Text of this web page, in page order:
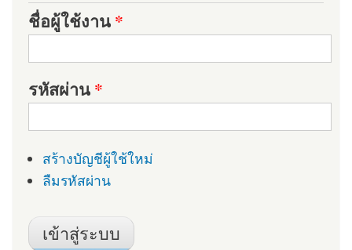
ชื่อผู้ใช้งาน*
รหัสผ่าน*
สร้างบัญชีผู้ใช้ใหม่
ลืมรหัสผ่าน